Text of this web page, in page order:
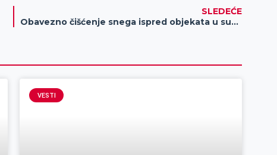
SLEDEĆE
Obavezno čišćenje snega ispred objekata u suprotnom slede sankcije
VESTI